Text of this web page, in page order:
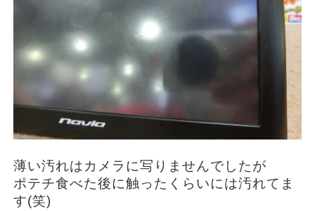
薄い汚れはカメラに写りませんでしたが
ポテチ食べた後に触ったくらいには汚れてま
す(笑)